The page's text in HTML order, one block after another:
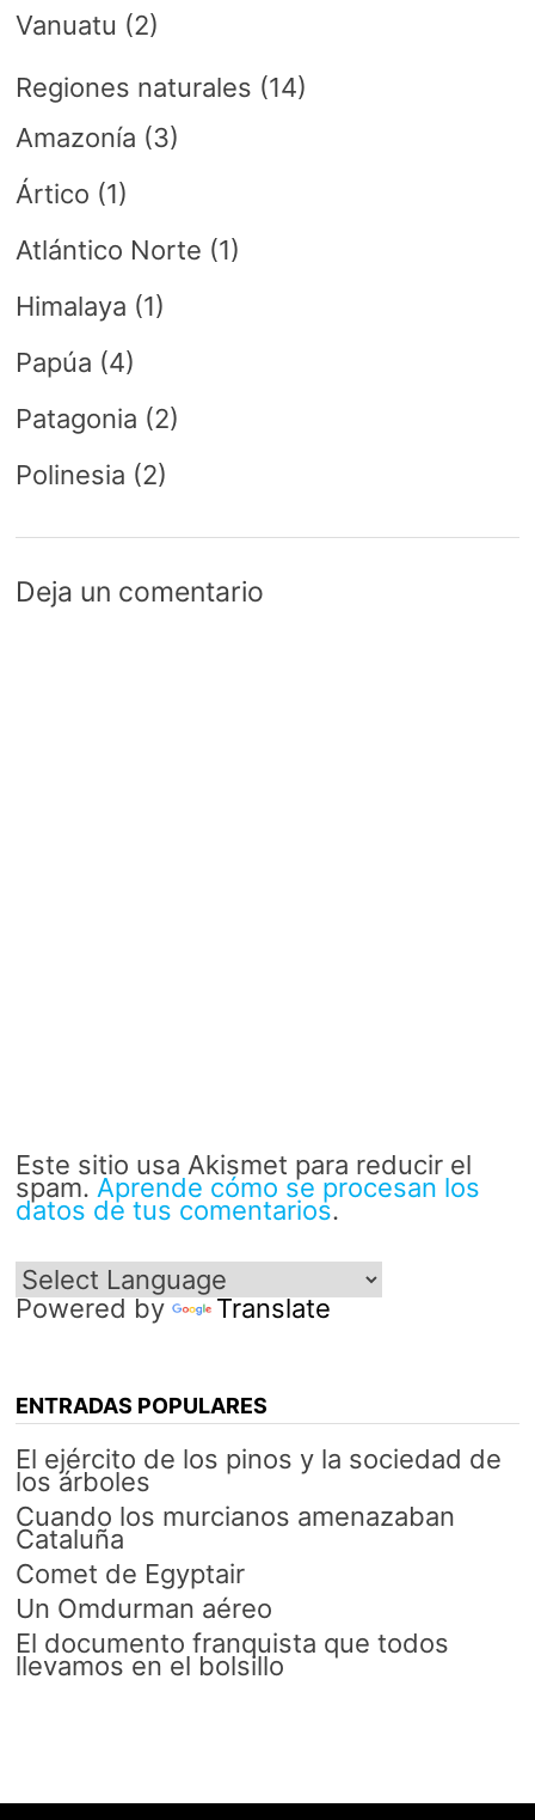
Vanuatu (2)
Regiones naturales (14)
Amazonía (3)
Ártico (1)
Atlántico Norte (1)
Himalaya (1)
Papúa (4)
Patagonia (2)
Polinesia (2)
Deja un comentario
Este sitio usa Akismet para reducir el
spam. Aprende cómo se procesan los
datos de tus comentarios.
Powered by Translate
ENTRADAS POPULARES
El ejército de los pinos y la sociedad de
los árboles
Cuando los murcianos amenazaban
Cataluña
Comet de Egyptair
Un Omdurman aéreo
El documento franquista que todos
llevamos en el bolsillo